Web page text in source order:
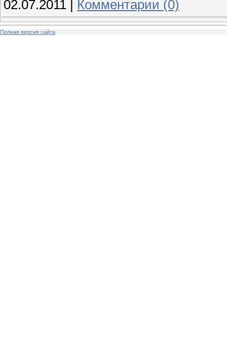
02.07.2011 Комментарии (0)
Полная версия сайта